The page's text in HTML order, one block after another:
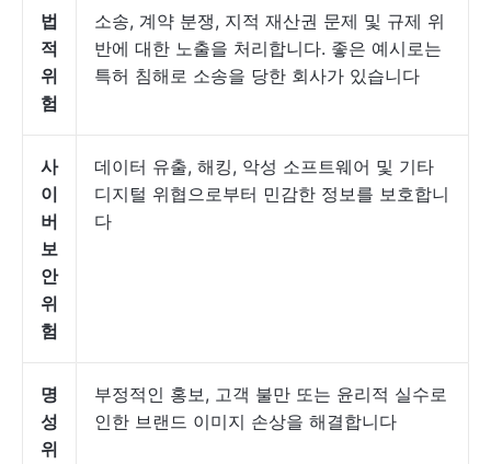
법
적
위
험
소송, 계약 분쟁, 지적 재산권 문제 및 규제 위
반에 대한 노출을 처리합니다. 좋은 예시로는
특허 침해로 소송을 당한 회사가 있습니다
사
이
버
보
안
위
험
데이터 유출, 해킹, 악성 소프트웨어 및 기타
디지털 위협으로부터 민감한 정보를 보호합니
다
명
성
위
부정적인 홍보, 고객 불만 또는 윤리적 실수로
인한 브랜드 이미지 손상을 해결합니다